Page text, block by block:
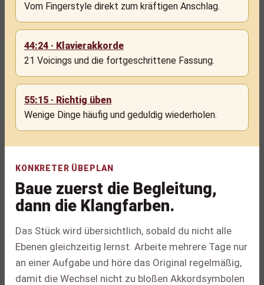
Vom Fingerstyle direkt zum kräftigen Anschlag.
44:24 · Klavierakkorde
21 Voicings und die fortgeschrittene Fassung.
55:15 · Richtig üben
Wenige Dinge häufig und geduldig wiederholen.
KONKRETER ÜBEPLAN
Baue zuerst die Begleitung,
dann die Klangfarben.
Das Stück wird übersichtlich, sobald du nicht alle
Ebenen gleichzeitig lernst. Arbeite mehrere Tage nur
an einer Aufgabe und höre das Original regelmäßig,
damit die Wechsel nicht zu bloßen Akkordsymbolen